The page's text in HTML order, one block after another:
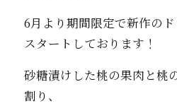
6月より期間限定で新作の
スタートしております！
砂糖漬けした桃の果肉と桃
割り、